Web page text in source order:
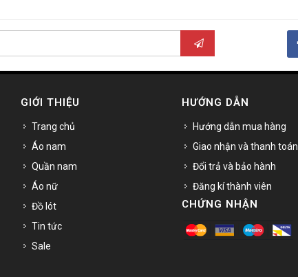
GIỚI THIỆU
Trang chủ
Áo nam
Quần nam
Áo nữ
Đồ lót
Tin tức
Sale
HƯỚNG DẪN
Hướng dẫn mua hàng
Giao nhận và thanh toán
Đổi trả và bảo hành
Đăng kí thành viên
CHỨNG NHẬN